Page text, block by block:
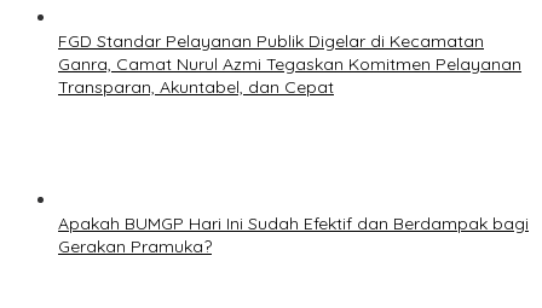
FGD Standar Pelayanan Publik Digelar di Kecamatan
Ganra, Camat Nurul Azmi Tegaskan Komitmen Pelayanan
Transparan, Akuntabel, dan Cepat
Apakah BUMGP Hari Ini Sudah Efektif dan Berdampak bagi
Gerakan Pramuka?